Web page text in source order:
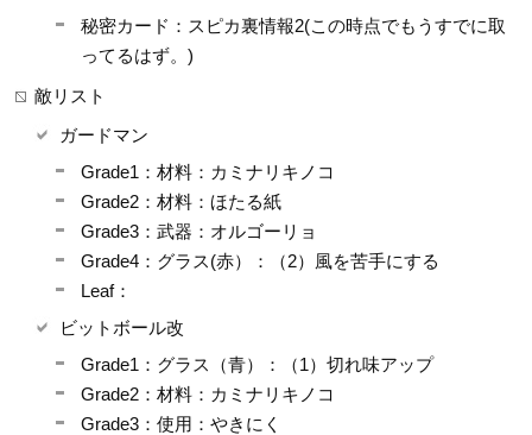
秘密カード：スピカ裏情報2(この時点でもうすでに取
ってるはず。)
敵リスト
ガードマン
Grade1：材料：カミナリキノコ
Grade2：材料：ほたる紙
Grade3：武器：オルゴーリョ
Grade4：グラス(赤）：（2）風を苦手にする
Leaf：
ビットボール改
Grade1：グラス（青）：（1）切れ味アップ
Grade2：材料：カミナリキノコ
Grade3：使用：やきにく